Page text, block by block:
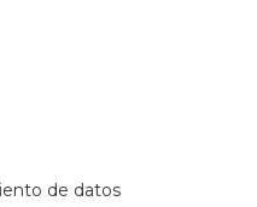
de datos